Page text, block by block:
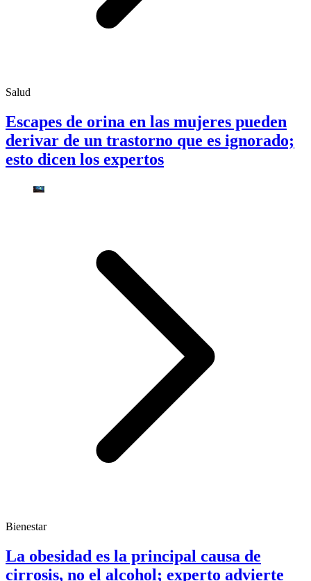
Salud
Escapes de orina en las mujeres pueden
derivar de un trastorno que es ignorado;
esto dicen los expertos
Bienestar
La obesidad es la principal causa de
cirrosis, no el alcohol; experto advierte